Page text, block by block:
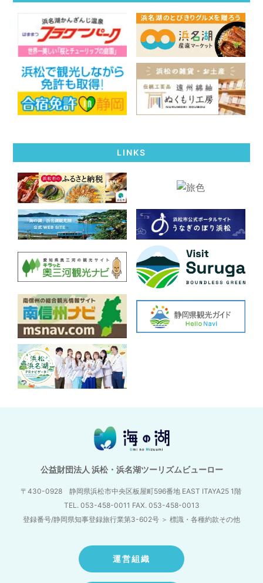
LINKS
公益財団法人 浜松・浜名湖ツーリズムビューロー
〒430-0928 静岡県浜松市中央区板屋町596番地 EAST ITAYA25 1階
TEL. 053-458-0011 FAX. 053-458-0013
登録番号/静岡県知事登録旅行業第3-602号 ＞ 標識・各種約款その他
運営組織